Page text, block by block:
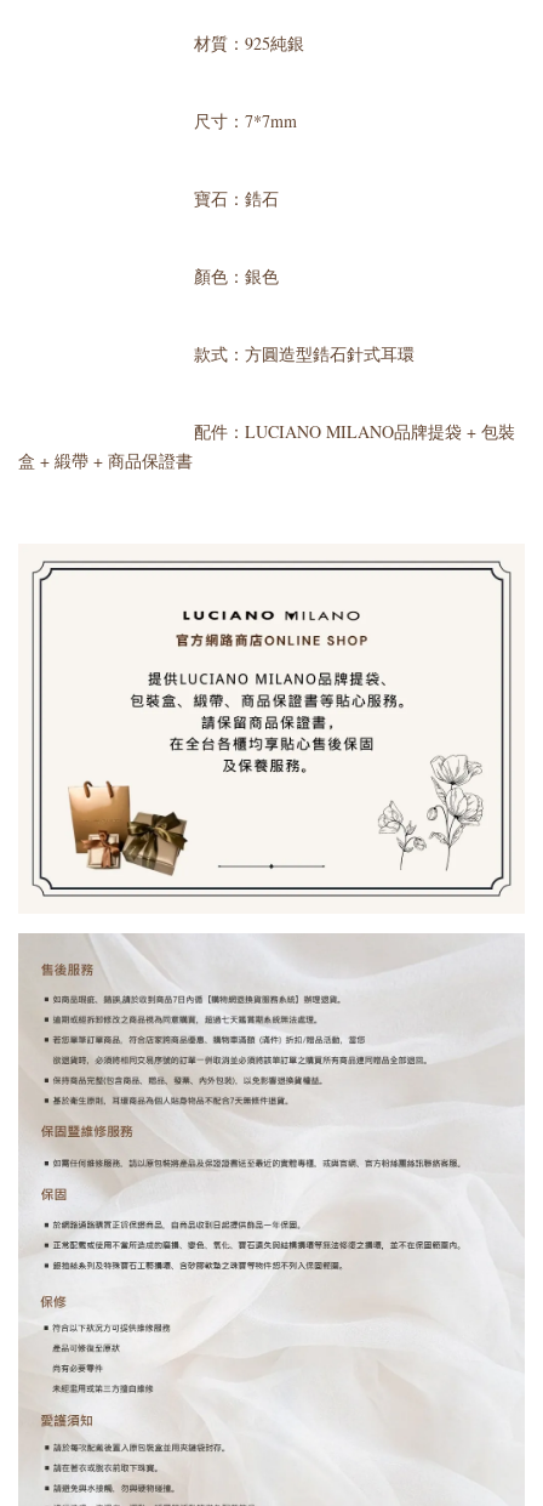
材質：925純銀
尺寸：7*7mm
寶石：鋯石
顏色：銀色
款式：方圓造型鋯石針式耳環
配件：LUCIANO MILANO品牌提袋 + 包裝
盒 + 緞帶 + 商品保證書